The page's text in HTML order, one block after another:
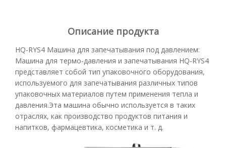
Описание продукта
HQ-RYS4 Машина для запечатывания под давлением:
Машина для термо-давления и запечатывания HQ-RYS4
представляет собой тип упаковочного оборудования,
используемого для запечатывания различных типов
упаковочных материалов путем применения тепла и
давления.Эта машина обычно используется в таких
отраслях, как производство продуктов питания и
напитков, фармацевтика, косметика и т. д.